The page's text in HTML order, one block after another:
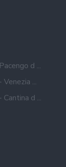
d ...
...
d ...